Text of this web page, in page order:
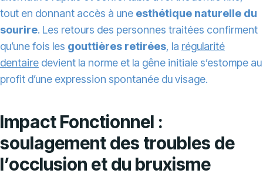
tout en donnant accès à une esthétique naturelle du
sourire. Les retours des personnes traitées confirment
qu’une fois les gouttières retirées, la régularité
dentaire devient la norme et la gêne initiale s’estompe au
profit d’une expression spontanée du visage.
Impact Fonctionnel :
soulagement des troubles de
l’occlusion et du bruxisme